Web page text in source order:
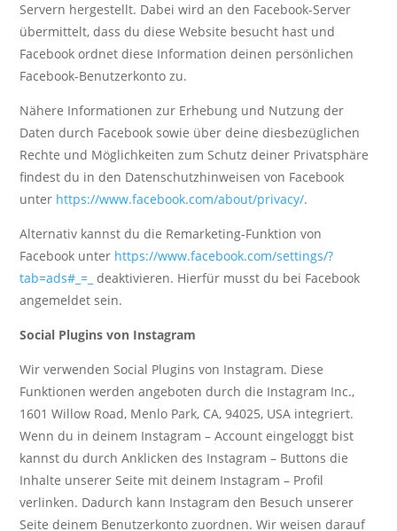
Servern hergestellt. Dabei wird an den Facebook-Server
übermittelt, dass du diese Website besucht hast und
Facebook ordnet diese Information deinen persönlichen
Facebook-Benutzerkonto zu.
Nähere Informationen zur Erhebung und Nutzung der
Daten durch Facebook sowie über deine diesbezüglichen
Rechte und Möglichkeiten zum Schutz deiner Privatsphäre
findest du in den Datenschutzhinweisen von Facebook
unter https://www.facebook.com/about/privacy/.
Alternativ kannst du die Remarketing-Funktion von
Facebook unter https://www.facebook.com/settings/?
tab=ads#_=_ deaktivieren. Hierfür musst du bei Facebook
angemeldet sein.
Social Plugins von Instagram
Wir verwenden Social Plugins von Instagram. Diese
Funktionen werden angeboten durch die Instagram Inc.,
1601 Willow Road, Menlo Park, CA, 94025, USA integriert.
Wenn du in deinem Instagram – Account eingeloggt bist
kannst du durch Anklicken des Instagram – Buttons die
Inhalte unserer Seite mit deinem Instagram – Profil
verlinken. Dadurch kann Instagram den Besuch unserer
Seite deinem Benutzerkonto zuordnen. Wir weisen darauf